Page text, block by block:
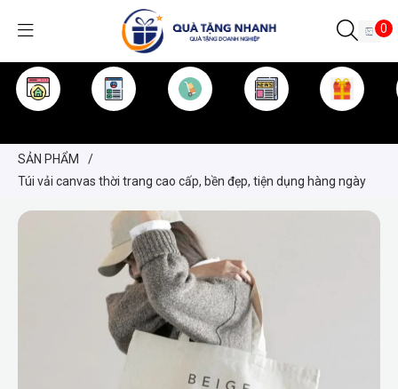
0
SẢN PHẨM
/
Túi vải canvas thời trang cao cấp, bền đẹp, tiện dụng hàng ngày